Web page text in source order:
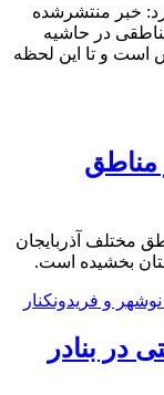
خبر منتشرشده
در حاشیه
است و تا این لحظه
مناطق
مختلف آذربایجان
بخشیده است.
در بنادر